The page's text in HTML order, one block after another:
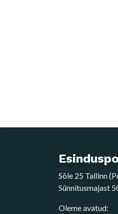
Sõle 25 Tallinn
Sünnitusmajast
Oleme avatud: